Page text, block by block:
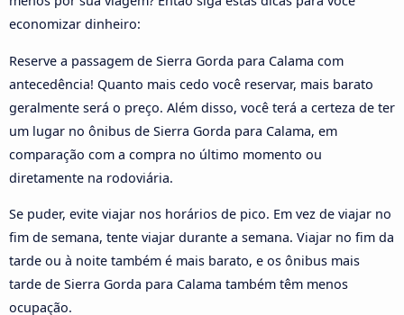
economizar dinheiro:
Reserve a passagem de Sierra Gorda para Calama com
antecedência! Quanto mais cedo você reservar, mais barato
geralmente será o preço. Além disso, você terá a certeza de ter
um lugar no ônibus de Sierra Gorda para Calama, em
comparação com a compra no último momento ou
diretamente na rodoviária.
Se puder, evite viajar nos horários de pico. Em vez de viajar no
fim de semana, tente viajar durante a semana. Viajar no fim da
tarde ou à noite também é mais barato, e os ônibus mais
tarde de Sierra Gorda para Calama também têm menos
ocupação.